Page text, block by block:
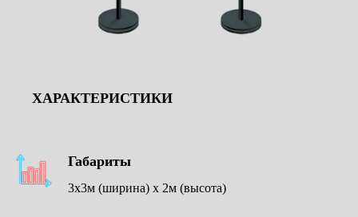
ХАРАКТЕРИСТИКИ
Габариты
3х3м (ширина) х 2м (высота)
Предсказатель